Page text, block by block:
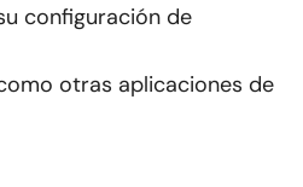
configuración de
otras aplicaciones de